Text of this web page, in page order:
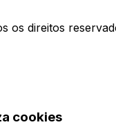
os direitos
cookies